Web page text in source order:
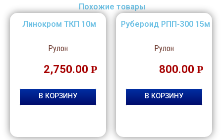
Похожие товары
Линокром ТКП 10м
Рулон
2,750.00 Р
В КОРЗИНУ
Рубероид РПП-300 15м
Рулон
800.00 Р
В КОРЗИНУ